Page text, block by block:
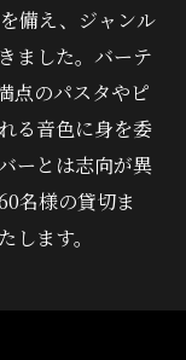
備え、ジャンル
ました。バーテ
点のパスタやピ
る音色に身を委
ーとは志向が異
名様の貸切ま
ます。